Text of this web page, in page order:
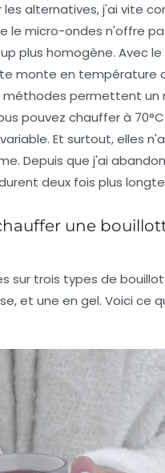
alternatives, j'ai vite
le micro-ondes n'offre
plus homogène. Avec
monte en température
méthodes permettent un
pouvez chauffer à 70°C
Et surtout, elles
Depuis que j'ai
deux fois plus
une
sur trois types de
et une en gel. Voici ce